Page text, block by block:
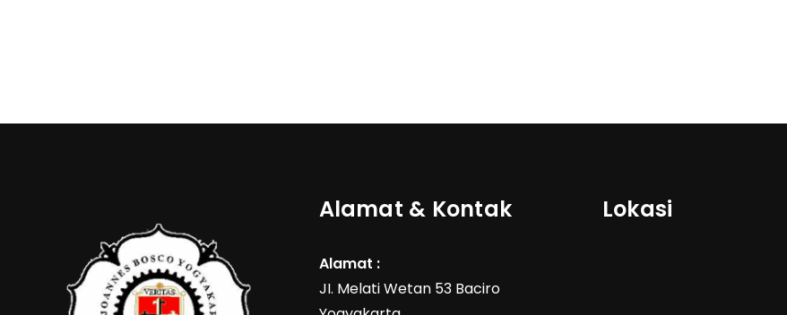
Alamat & Kontak
Alamat :
JI. Melati Wetan 53 Baciro
Lokasi